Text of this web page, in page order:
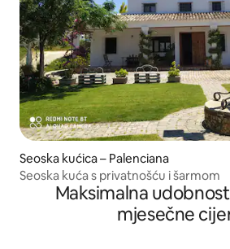
Seoska kućica – Palenciana
Seoska kuća s privatnošću i šarmom
Maksimalna
mjesečne